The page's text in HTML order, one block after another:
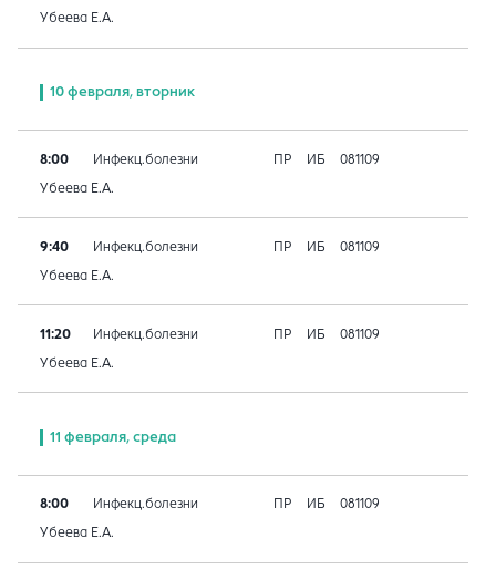
Убеева Е.А.
10 февраля, вторник
8:00 Инфекц.болезни ПР ИБ 081109
Убеева Е.А.
9:40 Инфекц.болезни ПР ИБ 081109
Убеева Е.А.
11:20 Инфекц.болезни ПР ИБ 081109
Убеева Е.А.
11 февраля, среда
8:00 Инфекц.болезни ПР ИБ 081109
Убеева Е.А.